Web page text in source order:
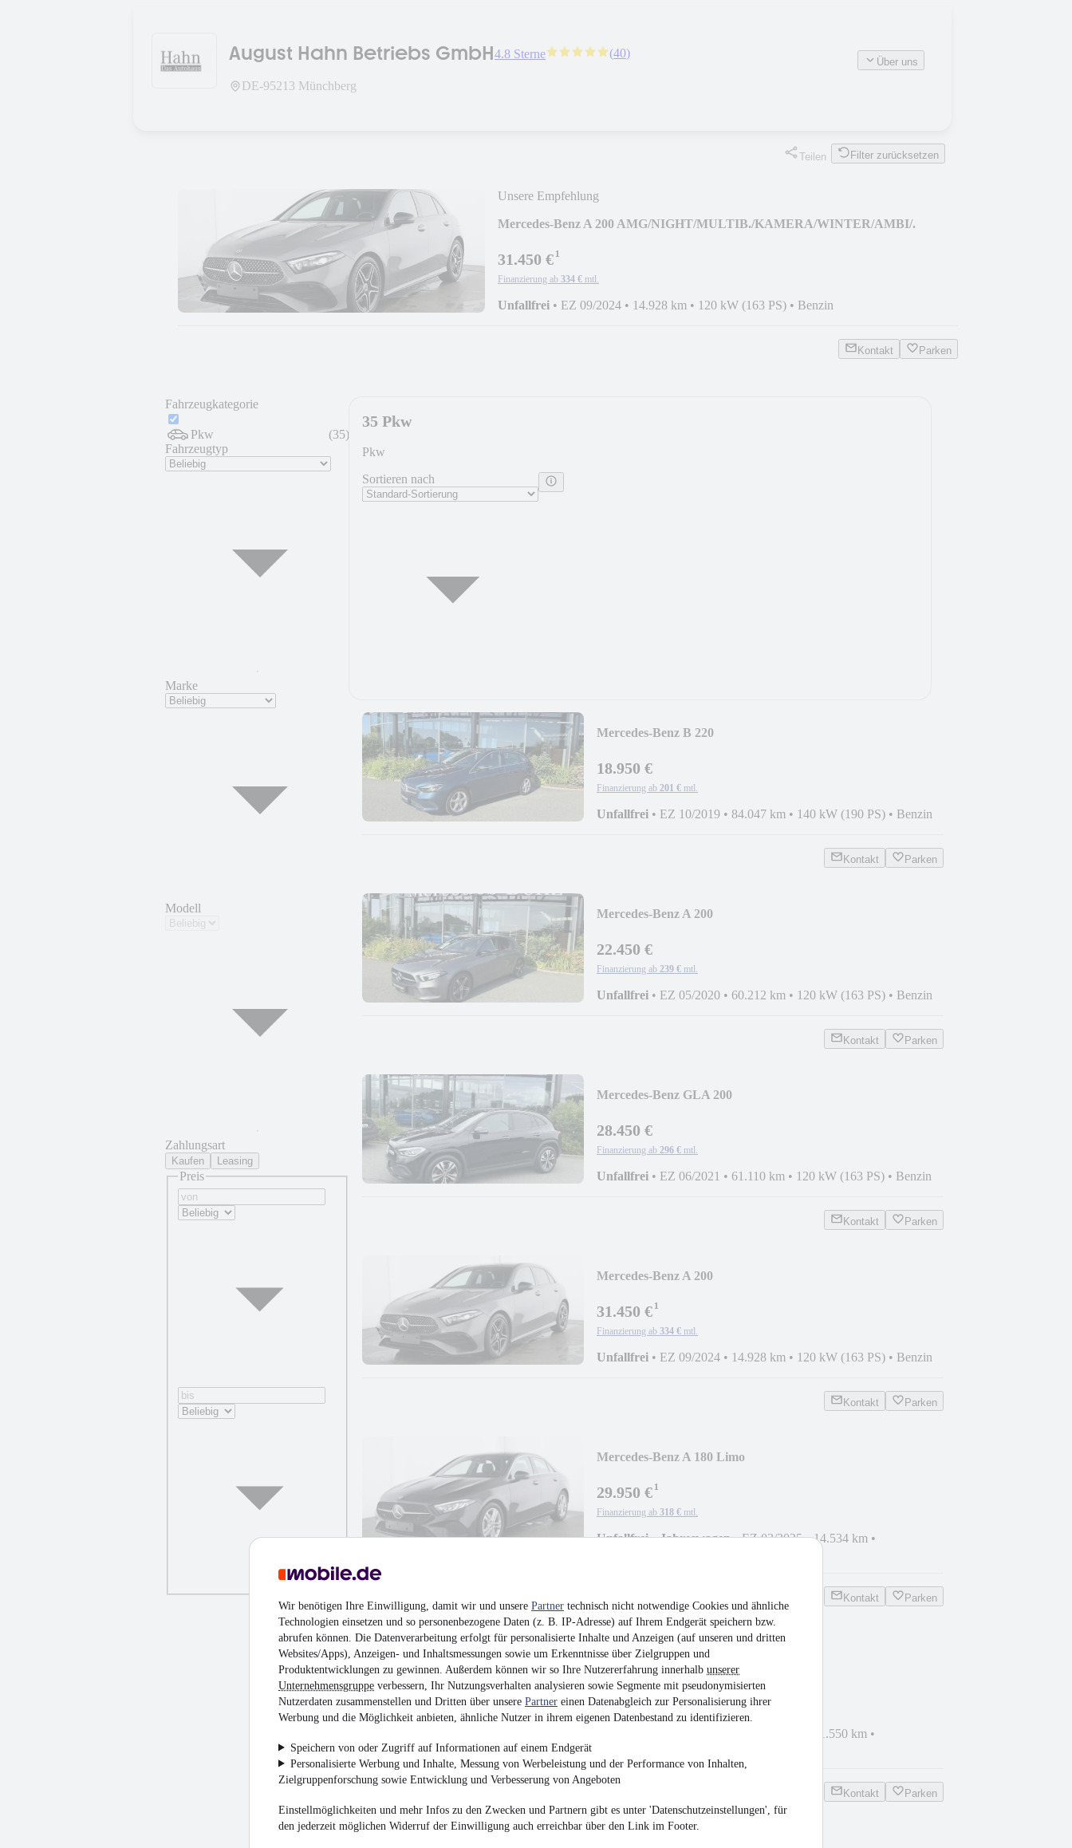
Wir benötigen Ihre Einwilligung, damit wir und unsere Partner technisch nicht notwendige Cookies und ähnliche
Technologien einsetzen und so personenbezogene Daten (z. B. IP-Adresse) auf Ihrem Endgerät speichern bzw.
abrufen können. Die Datenverarbeitung erfolgt für personalisierte Inhalte und Anzeigen (auf unseren und dritten
Websites/Apps), Anzeigen- und Inhaltsmessungen sowie um Erkenntnisse über Zielgruppen und
Produktentwicklungen zu gewinnen. Außerdem können wir so Ihre Nutzererfahrung innerhalb unserer
Unternehmensgruppe verbessern, Ihr Nutzungsverhalten analysieren sowie Segmente mit pseudonymisierten
Nutzerdaten zusammenstellen und Dritten über unsere Partner einen Datenabgleich zur Personalisierung ihrer
Werbung und die Möglichkeit anbieten, ähnliche Nutzer in ihrem eigenen Datenbestand zu identifizieren.
Speichern von oder Zugriff auf Informationen auf einem Endgerät
Personalisierte Werbung und Inhalte, Messung von Werbeleistung und der Performance von Inhalten,
Zielgruppenforschung sowie Entwicklung und Verbesserung von Angeboten
Einstellmöglichkeiten und mehr Infos zu den Zwecken und Partnern gibt es unter 'Datenschutzeinstellungen', für
den jederzeit möglichen Widerruf der Einwilligung auch erreichbar über den Link im Footer.
August Hahn Betriebs GmbH4.8 Sterne (40)
DE-95213 Münchberg
Über uns
Teilen Filter zurücksetzen
Unsere Empfehlung
Mercedes-Benz A 200 AMG/NIGHT/MULTIB./KAMERA/WINTER/AMBI/.
31.450 €¹
Finanzierung ab 334 € mtl.
Unfallfrei • EZ 09/2024 • 14.928 km • 120 kW (163 PS) • Benzin
Kontakt Parken
Fahrzeugkategorie
Pkw (35)
Fahrzeugtyp
Marke
Modell
Zahlungsart
Kaufen Leasing
Preis
35 Pkw
Pkw
Sortieren nach
Mercedes-Benz B 220
18.950 €
Finanzierung ab 201 € mtl.
Unfallfrei • EZ 10/2019 • 84.047 km • 140 kW (190 PS) • Benzin
Kontakt Parken
Mercedes-Benz A 200
22.450 €
Finanzierung ab 239 € mtl.
Unfallfrei • EZ 05/2020 • 60.212 km • 120 kW (163 PS) • Benzin
Kontakt Parken
Mercedes-Benz GLA 200
28.450 €
Finanzierung ab 296 € mtl.
Unfallfrei • EZ 06/2021 • 61.110 km • 120 kW (163 PS) • Benzin
Kontakt Parken
Mercedes-Benz A 200
31.450 €¹
Finanzierung ab 334 € mtl.
Unfallfrei • EZ 09/2024 • 14.928 km • 120 kW (163 PS) • Benzin
Kontakt Parken
Mercedes-Benz A 180 Limo
29.950 €¹
Finanzierung ab 318 € mtl.
Unfallfrei•Jahreswagen•EZ 03/2025•14.534 km •
Kontakt Parken
Mercedes-Benz A 180
PROGRESSIVE/LED/KAMERA/WINTER/..
28.950 €¹
Finanzierung ab 307 € mtl.
11.550 km •
Kontakt Parken